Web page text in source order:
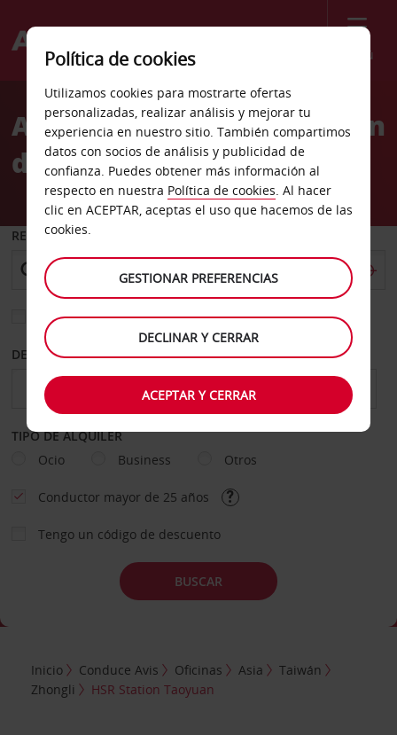
Menú
Welcome
AvisAlquiler de coches Estación
de HSR de Taoyuan
RECOGER EN
Elegir otra oficina de devolución
DESDE HASTA
TIPO DE ALQUILER
Ocio
Business Otros
Conductor mayor de 25 años
Tengo un código de descuento
BUSCAR
Inicio Conduce Avis Oficinas Asia
Taiwán
Zhongli
HSR Station Taoyuan
Política de cookies
Utilizamos cookies para mostrarte ofertas
personalizadas, realizar análisis y mejorar tu
experiencia en nuestro sitio. También compartimos
datos con socios de análisis y publicidad de
confianza. Puedes obtener más información al
respecto en nuestra Política de cookies. Al hacer
clic en ACEPTAR, aceptas el uso que hacemos de las
cookies.
GESTIONAR PREFERENCIAS
DECLINAR Y CERRAR
ACEPTAR Y CERRAR